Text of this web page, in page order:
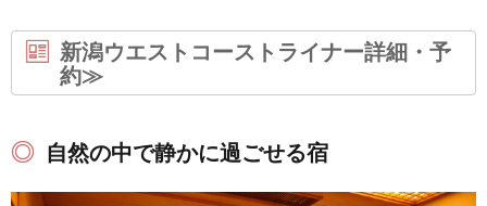
新潟ウエストコーストライナー詳細・予
約≫
自然の中で静かに過ごせる宿